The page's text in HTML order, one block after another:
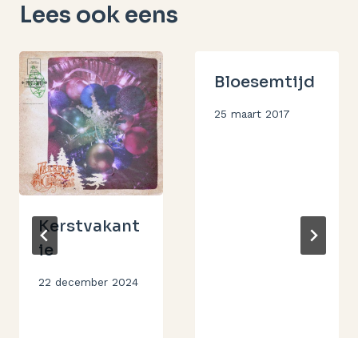
Lees ook eens
Kerstvakant
ie
Door
22 december 2024
Bloesemtijd
Door
25 maart 2017